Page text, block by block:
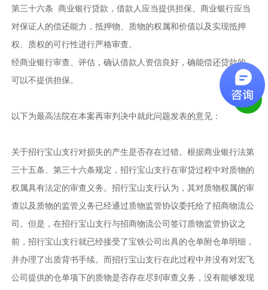
第三十六条 商业银行贷款，借款人应当提供担保。商业银行应当
对保证人的偿还能力，抵押物、质物的权属和价值以及实现抵押
权、质权的可行性进行严格审查。
经商业银行审查、评估，确认借款人资信良好，确能偿还贷款的，
可以不提供担保。
以下为最高法院在本案再审判决中就此问题发表的意见：
关于招行宝山支行对损失的产生是否存在过错。根据商业银行法第
三十五条、第三十六条规定，招行宝山支行在审贷过程中对质物的
权属具有法定的审查义务。招行宝山支行认为，其对质物权属的审
查以及质物的监管义务已经通过质物监管协议委托给了招商物流公
司。但是，在招行宝山支行与招商物流公司签订质物监管协议之
前，招行宝山支行就已经接受了宝铁公司出具的仓单附仓单明细，
并办理了出质背书手续。而招行宝山支行在此过程中并没有对宏飞
公司提供的仓单项下的质物是否存在尽到审查义务，没有能够发现